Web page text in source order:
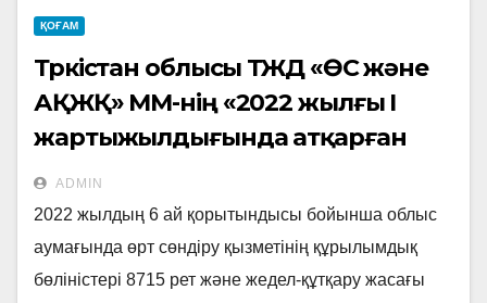
ҚОҒАМ
Түркістан облысы ТЖД «ӨС және
АҚЖҚ» ММ-нің «2022 жылғы І
жартыжылдығында атқарған
жедел-қызметтік жұмысының
нәтижелері туралы және алға
қойылған негізгі міндеттемелері»
тақырыбындағы
ADMIN
2022 жылдың 6 ай қорытындысы бойынша облыс
аумағында өрт сөндіру қызметінің құрылымдық
бөліністері 8715 рет және жедел-құтқару жасағы